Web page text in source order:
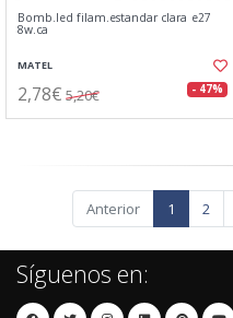
Bomb.led filam.estandar clara e27
8w.ca
MATEL
2,78€ 5,20€ - 47%
Anterior 1 2
Síguenos en: